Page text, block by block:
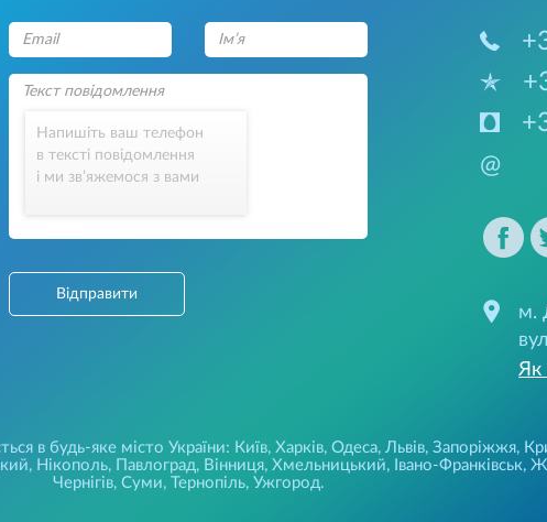
Напишіть ваш телефон
в тексті повідомлення
і ми зв’яжемося з вами
Відправити
@
м.
Як
в будь-яке місто України: Київ, Харків, Одеса, Львів, Запоріжжя,
Нікополь, Павлоград, Вінниця, Хмельницький, Івано-Франківськ,
Чернігів, Суми, Тернопіль, Ужгород.